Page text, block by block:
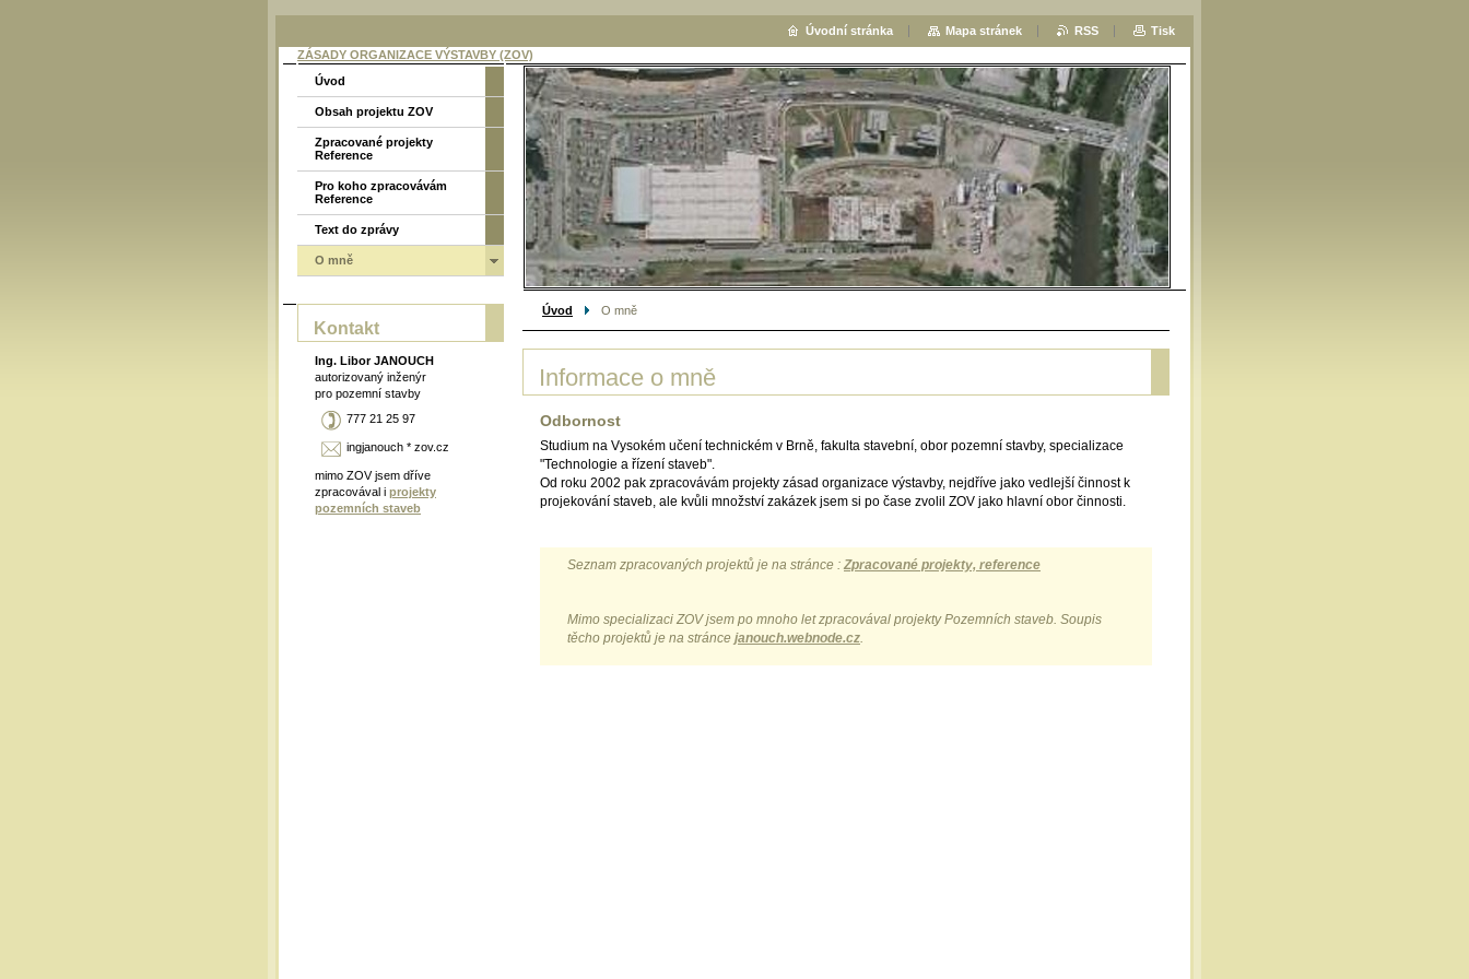
ZÁSADY ORGANIZACE VÝSTAVBY (ZOV)
Hledat:
Úvod O mně
Informace o mně
Odbornost
Studium na Vysokém učení technickém v Brně, fakulta stavební, obor pozemní stavby, specializace
"Technologie a řízení staveb".
Od roku 2002 pak zpracovávám projekty zásad organizace výstavby, nejdříve jako vedlejší činnost k
projekování staveb, ale kvůli množství zakázek jsem si po čase zvolil ZOV jako hlavní obor činnosti.
Seznam zpracovaných projektů je na stránce : Zpracované projekty, reference
Mimo specializaci ZOV jsem po mnoho let zpracovával projekty Pozemních staveb. Soupis
těcho projektů je na stránce janouch.webnode.cz.
Úvod
Obsah projektu ZOV
Zpracované projekty
Reference
Pro koho zpracovávám
Reference
Text do zprávy
O mně
Kontakt
Ing. Libor JANOUCH
autorizovaný inženýr
pro pozemní stavby
777 21 25 97
ingjanouch * zov.cz
mimo ZOV jsem dříve
zpracovával i projekty
pozemních staveb
Úvodní stránka Mapa stránek RSS Tisk